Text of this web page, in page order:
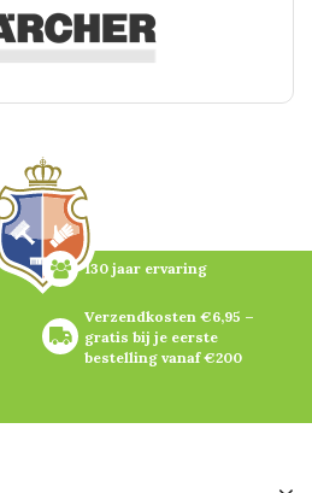
130 jaar ervaring
Verzendkosten €6,95 –
gratis bij je eerste
bestelling vanaf €200